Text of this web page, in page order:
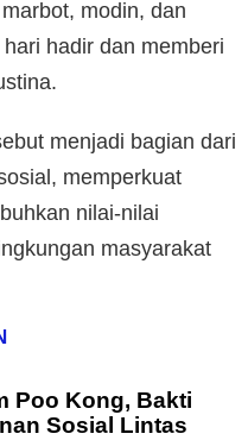
modin, dan
hadir dan memberi
menjadi bagian dari
memperkuat
nilai-nilai
masyarakat
Poo Kong, Bakti
Sosial Lintas